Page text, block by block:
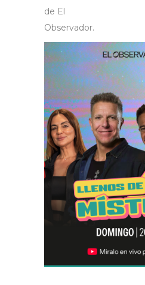
de El
Observador.